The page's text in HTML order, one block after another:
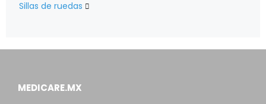
Sillas de ruedas 
MEDICARE.MX